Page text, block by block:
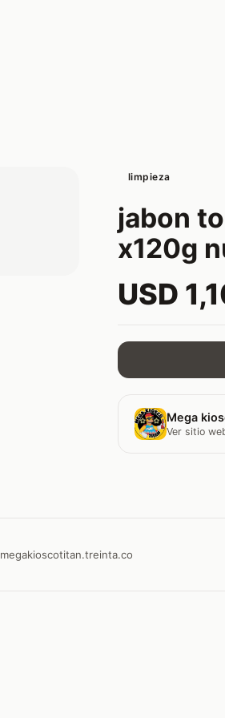
limpieza
jabon
x120g
USD
Mega
Ver sitio
megakioscotitan.treinta.co